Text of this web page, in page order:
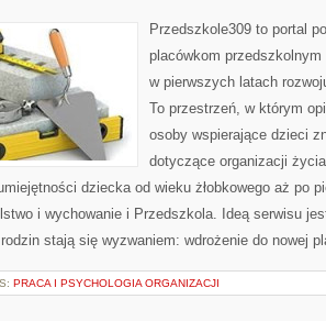
Przedszkole309 to portal
placówkom
w pierwszych latach
To przestrzeń, w którym
osoby wspierające dzieci
dotyczące organizacji
dziecka od wieku żłobkowego aż po
i wychowanie i Przedszkola. Ideą serwisu
stają się wyzwaniem: wdrożenie do nowej
PRACA I PSYCHOLOGIA ORGANIZACJI